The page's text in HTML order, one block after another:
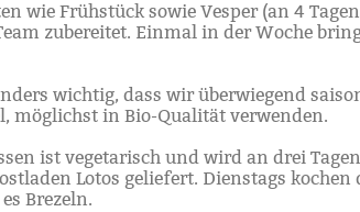
wie Frühstück sowie Vesper (an 4
zubereitet. Einmal in der Woche
wichtig, dass wir überwiegend
möglichst in Bio-Qualität verwenden.
ist vegetarisch und wird an drei
Lotos geliefert. Dienstags kochen
Brezeln.